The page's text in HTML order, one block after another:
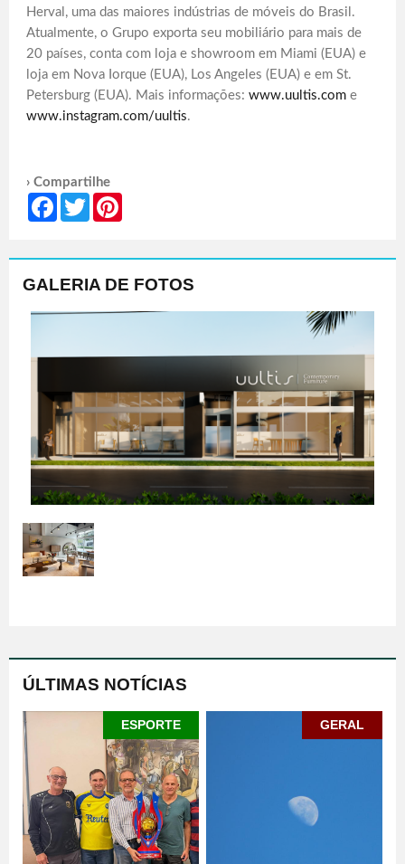
Herval, uma das maiores indústrias de móveis do Brasil.
Atualmente, o Grupo exporta seu mobiliário para mais de
20 países, conta com loja e showroom em Miami (EUA) e
loja em Nova Iorque (EUA), Los Angeles (EUA) e em St.
Petersburg (EUA). Mais informações: www.uultis.com e
www.instagram.com/uultis.
› Compartilhe
FacebookTwitter
GALERIA DE FOTOS
ÚLTIMAS NOTÍCIAS
ESPORTE GERAL